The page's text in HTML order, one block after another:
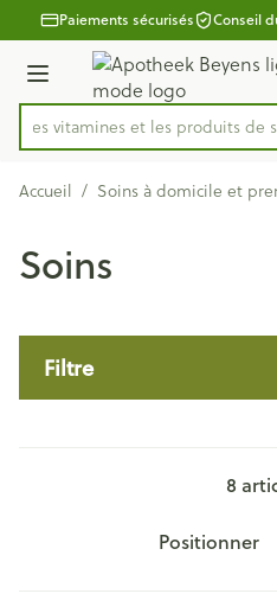
Aller au contenu
1 de 1
Paiements sécurisés Conseil
Menu
Rechercher
les vitamines et les produits de
Accueil / Soins à domicile et
Soins
Filtre
8
Trier par: